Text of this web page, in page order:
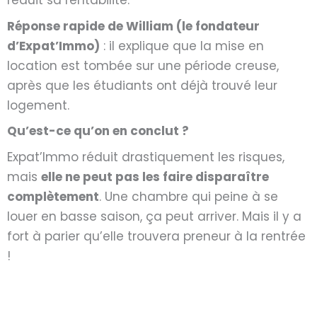
Réponse rapide de William (le fondateur
d’Expat’Immo) : il explique que la mise en
location est tombée sur une période creuse,
après que les étudiants ont déjà trouvé leur
logement.
Qu’est-ce qu’on en conclut ?
Expat’Immo réduit drastiquement les risques,
mais elle ne peut pas les faire disparaître
complètement. Une chambre qui peine à se
louer en basse saison, ça peut arriver. Mais il y a
fort à parier qu’elle trouvera preneur à la rentrée
!